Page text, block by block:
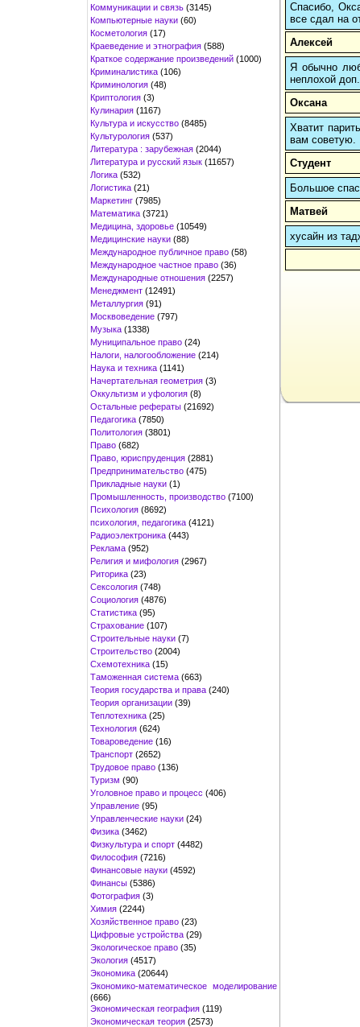
Коммуникации и связь (3145)
Компьютерные науки (60)
Косметология (17)
Краеведение и этнография (588)
Краткое содержание произведений (1000)
Криминалистика (106)
Криминология (48)
Криптология (3)
Кулинария (1167)
Культура и искусство (8485)
Культурология (537)
Литература : зарубежная (2044)
Литература и русский язык (11657)
Логика (532)
Логистика (21)
Маркетинг (7985)
Математика (3721)
Медицина, здоровье (10549)
Медицинские науки (88)
Международное публичное право (58)
Международное частное право (36)
Международные отношения (2257)
Менеджмент (12491)
Металлургия (91)
Москвоведение (797)
Музыка (1338)
Муниципальное право (24)
Налоги, налогообложение (214)
Наука и техника (1141)
Начертательная геометрия (3)
Оккультизм и уфология (8)
Остальные рефераты (21692)
Педагогика (7850)
Политология (3801)
Право (682)
Право, юриспруденция (2881)
Предпринимательство (475)
Прикладные науки (1)
Промышленность, производство (7100)
Психология (8692)
психология, педагогика (4121)
Радиоэлектроника (443)
Реклама (952)
Религия и мифология (2967)
Риторика (23)
Сексология (748)
Социология (4876)
Статистика (95)
Страхование (107)
Строительные науки (7)
Строительство (2004)
Схемотехника (15)
Таможенная система (663)
Теория государства и права (240)
Теория организации (39)
Теплотехника (25)
Технология (624)
Товароведение (16)
Транспорт (2652)
Трудовое право (136)
Туризм (90)
Уголовное право и процесс (406)
Управление (95)
Управленческие науки (24)
Физика (3462)
Физкультура и спорт (4482)
Философия (7216)
Финансовые науки (4592)
Финансы (5386)
Фотография (3)
Химия (2244)
Хозяйственное право (23)
Цифровые устройства (29)
Экологическое право (35)
Экология (4517)
Экономика (20644)
Экономико-математическое моделирование
(666)
Экономическая география (119)
Экономическая теория (2573)
Спасибо,
все сдал на
Алексей
Я обычно
неплохой
Оксана
Хватит
вам советую.
Студент
Большое
Матвей
хусайн из